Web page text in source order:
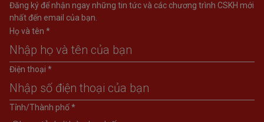
Đăng ký để nhận ngay những tin tức và các chương trình CSKH mới
nhất đến email của bạn.
Họ và tên *
Điện thoại *
Tỉnh/Thành phố *